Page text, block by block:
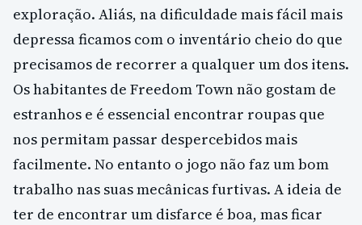
exploração. Aliás, na dificuldade mais fácil mais
depressa ficamos com o inventário cheio do que
precisamos de recorrer a qualquer um dos itens.
Os habitantes de Freedom Town não gostam de
estranhos e é essencial encontrar roupas que
nos permitam passar despercebidos mais
facilmente. No entanto o jogo não faz um bom
trabalho nas suas mecânicas furtivas. A ideia de
ter de encontrar um disfarce é boa, mas ficar